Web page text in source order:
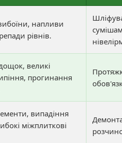
напливи
рівнів.
великі
прогинання
випадіння
міжплиткові